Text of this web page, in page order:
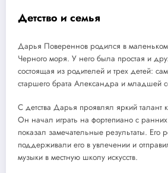
Детство и семья
Дарья Повереннов родился в маленьком
Черного моря. У него была простая и
состоящая из родителей и трех детей:
старшего брата Александра и младшей
С детства Дарья проявлял яркий талант к
Он начал играть на фортепиано с
показал замечательные результаты. Его
поддерживали его в увлечении и
музыки в местную школу искусств.